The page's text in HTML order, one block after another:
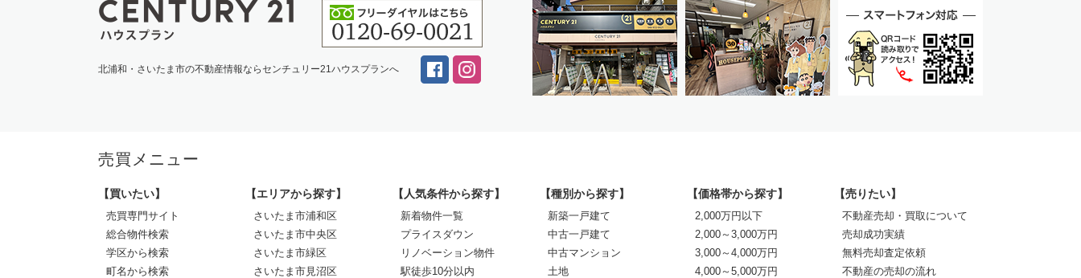
北浦和・さいたま市の不動産情報ならセンチュリー21ハウスプランへ
売買メニュー
【買いたい】
売買専門サイト
総合物件検索
学区から検索
町名から検索
【エリアから探す】
さいたま市浦和区
さいたま市中央区
さいたま市緑区
さいたま市見沼区
【人気条件から探す】
新着物件一覧
プライスダウン
リノベーション物件
駅徒歩10分以内
【種別から探す】
新築一戸建て
中古一戸建て
中古マンション
土地
【価格帯から探す】
2,000万円以下
2,000～3,000万円
3,000～4,000万円
4,000～5,000万円
【売りたい】
不動産売却・買取について
売却成功実績
無料売却査定依頼
不動産の売却の流れ